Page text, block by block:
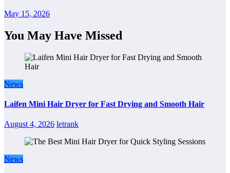
May 15, 2026
You May Have Missed
News
Laifen Mini Hair Dryer for Fast Drying and Smooth Hair
August 4, 2026 letrank
News